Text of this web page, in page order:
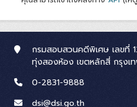
กรมสอบสวนคดีพิเศษ เลขที่
ทุ่งสองห้อง เขตหลักสี่ กรุงเ
0-2831-9888
dsi@dsi.go.th